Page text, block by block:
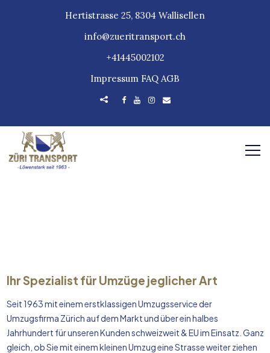
Hertistrasse 25, 8304 Wallisellen
info@zueritransport.ch
+41445002102
Impressum FAQ AGB
Ihr Spezialist für Umzüge jeglicher Art
Seit 1963 mit einem erstklassigen Umzugsservice der
Umzugsfirma Zürich auf dem Markt und über ein halbes
Jahrhundert für unseren Kunden schweizweit & EU im Einsatz. Ganz
gleich, ob Sie mit einem kleinen Umzug eine Strasse weiter ziehen